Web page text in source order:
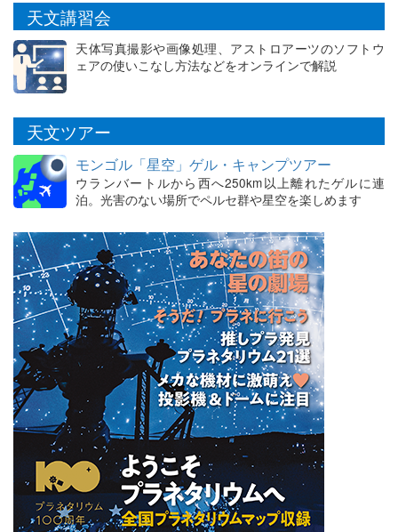
天文講習会
天体写真撮影や画像処理、アストロアーツのソフトウ
ェアの使いこなし方法などをオンラインで解説
天文ツアー
モンゴル「星空」ゲル・キャンプツアー
ウランバートルから西へ250km以上離れたゲルに連
泊。光害のない場所でペルセ群や星空を楽しめます